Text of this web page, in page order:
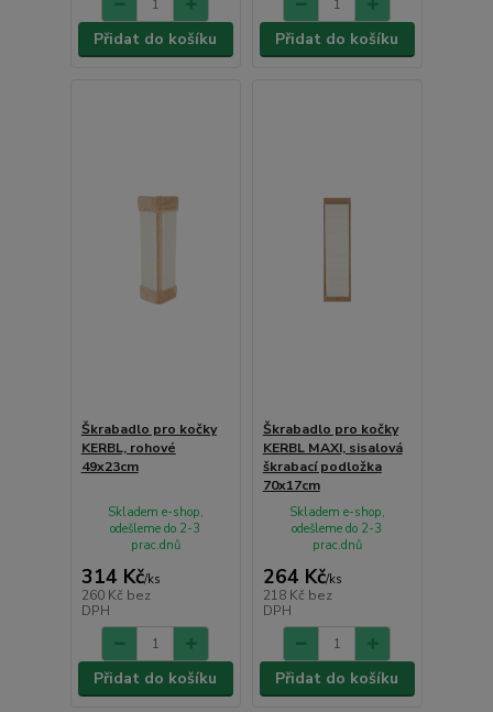
Přidat do košíku Přidat do košíku
Škrabadlo pro kočky
KERBL, rohové
49x23cm
314 Kč/ks
260 Kč bez
DPH
Skladem e-shop,
odešleme do 2-3
prac.dnů
Přidat do košíku
Škrabadlo pro kočky
KERBL MAXI, sisalová
škrabací podložka
70x17cm
264 Kč/ks
218 Kč bez
DPH
Skladem e-shop,
odešleme do 2-3
prac.dnů
Přidat do košíku